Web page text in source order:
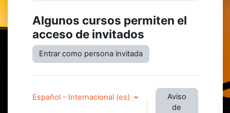
Algunos cursos permiten el
acceso de invitados
Entrar como persona invitada
Español - Internacional ‎(es)‎
Aviso
de